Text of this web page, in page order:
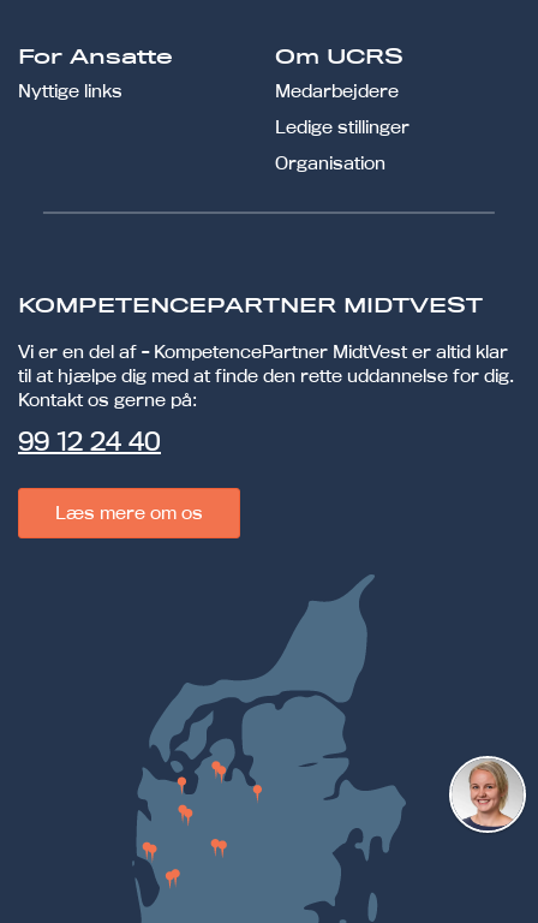
For Ansatte
Nyttige links
Om UCRS
Medarbejdere
Ledige stillinger
Organisation
KOMPETENCEPARTNER MIDTVEST
Vi er en del af - KompetencePartner MidtVest er altid klar
til at hjælpe dig med at finde den rette uddannelse for dig.
Kontakt os gerne på:
99 12 24 40
Læs mere om os